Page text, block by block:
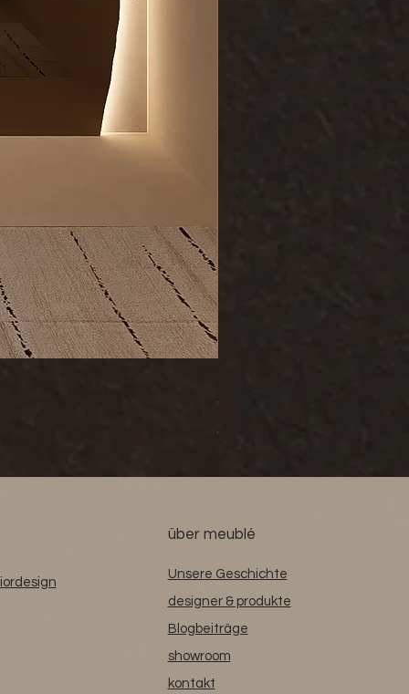
Preis
€ 1.575,00
inkl. USt
über meublé
Unsere Geschichte
designer & produkte
Blogbeiträge
showroom
kontakt